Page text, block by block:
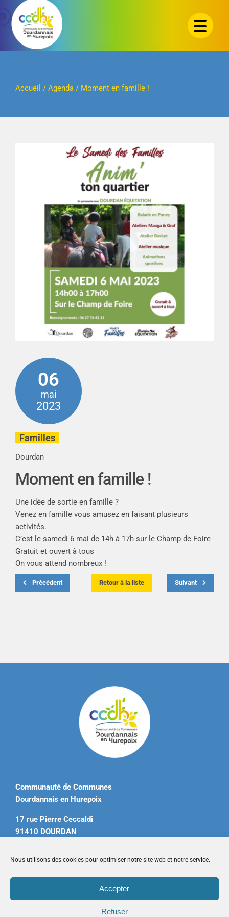
Nous utilisons des cookies pour optimiser notre site web et notre service.
Accepter
Refuser
Passer
contenu
Accueil / Agenda/ Moment en famille !
06
mai
2023
Familles
Dourdan
Moment en famille !
Une idée de sortie en famille ?
Venez en famille vous amusez en faisant plusieurs
activités.
C’est le samedi 6 mai de 14h à 17h sur le Champ de Foire
Gratuit et ouvert à tous
On vous attend nombreux !
Précédent Retour à la liste Suivant
Communauté de Communes
Dourdannais en Hurepoix
17 rue Pierre Ceccaldi
91410 DOURDAN
contact@ccdourdannais.com
Accueil|Plan du site|Mentions légales|Contactez-nous